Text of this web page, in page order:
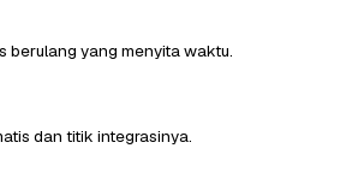
berulang yang menyita waktu.
dan titik integrasinya.